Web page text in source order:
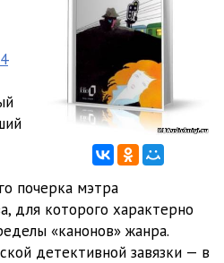
16:49
почерка мэтра
для которого характерно
«канонов» жанра.
детективной завязки — в